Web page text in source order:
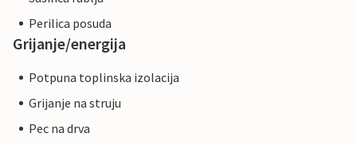
Perilica posuda
Grijanje/energija
Potpuna toplinska izolacija
Grijanje na struju
Pec na drva